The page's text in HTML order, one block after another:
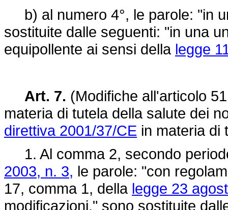
b) al numero 4°, le parole: "in
sostituite dalle seguenti: "in una
equipollente ai sensi della legge
Art. 7. (Modifiche all'articolo
materia di tutela della salute dei
direttiva 2001/37/CE in materia di
1. Al comma 2, secondo
2003, n. 3, le parole: "con
17, comma 1, della legge 23
modificazioni," sono sostituite